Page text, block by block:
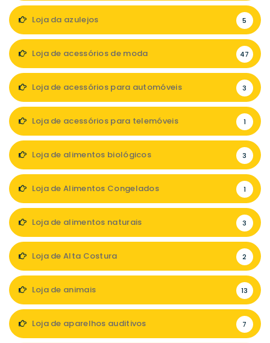
Loja da azulejos 5
Loja de acessórios de moda 47
Loja de acessórios para automóveis 3
Loja de acessórios para telemóveis 1
Loja de alimentos biológicos 3
Loja de Alimentos Congelados 1
Loja de alimentos naturais 3
Loja de Alta Costura 2
Loja de animais 13
Loja de aparelhos auditivos 7